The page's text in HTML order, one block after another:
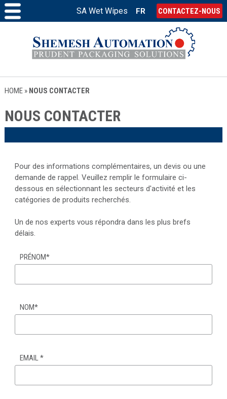
SA Wet Wipes FR CONTACTEZ-NOUS
HOME» NOUS CONTACTER
NOUS CONTACTER
Pour des informations complémentaires, un devis ou une
demande de rappel. Veuillez remplir le formulaire ci-
dessous en sélectionnant les secteurs d'activité et les
catégories de produits recherchés.
Un de nos experts vous répondra dans les plus brefs
délais.
PRÉNOM*
NOM*
EMAIL*